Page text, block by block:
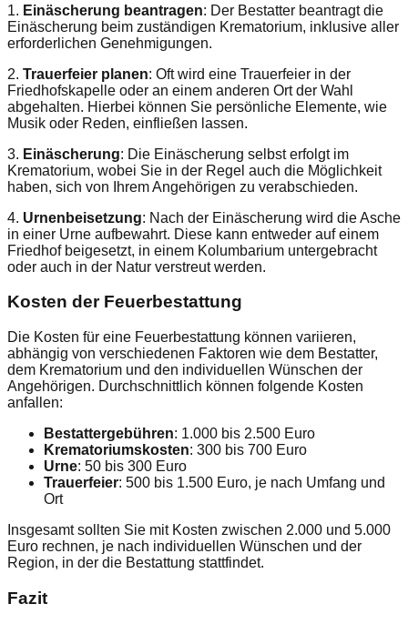
1. Einäscherung beantragen: Der Bestatter beantragt die
Einäscherung beim zuständigen Krematorium, inklusive aller
erforderlichen Genehmigungen.
2. Trauerfeier planen: Oft wird eine Trauerfeier in der
Friedhofskapelle oder an einem anderen Ort der Wahl
abgehalten. Hierbei können Sie persönliche Elemente, wie
Musik oder Reden, einfließen lassen.
3. Einäscherung: Die Einäscherung selbst erfolgt im
Krematorium, wobei Sie in der Regel auch die Möglichkeit
haben, sich von Ihrem Angehörigen zu verabschieden.
4. Urnenbeisetzung: Nach der Einäscherung wird die Asche
in einer Urne aufbewahrt. Diese kann entweder auf einem
Friedhof beigesetzt, in einem Kolumbarium untergebracht
oder auch in der Natur verstreut werden.
Kosten der Feuerbestattung
Die Kosten für eine Feuerbestattung können variieren,
abhängig von verschiedenen Faktoren wie dem Bestatter,
dem Krematorium und den individuellen Wünschen der
Angehörigen. Durchschnittlich können folgende Kosten
anfallen:
Bestattergebühren: 1.000 bis 2.500 Euro
Krematoriumskosten: 300 bis 700 Euro
Urne: 50 bis 300 Euro
Trauerfeier: 500 bis 1.500 Euro, je nach Umfang und
Ort
Insgesamt sollten Sie mit Kosten zwischen 2.000 und 5.000
Euro rechnen, je nach individuellen Wünschen und der
Region, in der die Bestattung stattfindet.
Fazit